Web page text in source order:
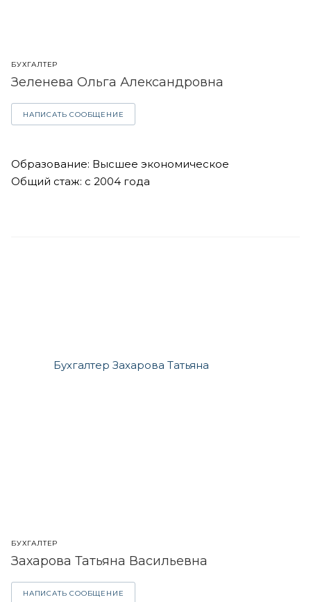
БУХГАЛТЕР
Зеленева Ольга Александровна
НАПИСАТЬ СООБЩЕНИЕ
Образование: Высшее экономическое
Общий стаж: с 2004 года
БУХГАЛТЕР
Захарова Татьяна Васильевна
НАПИСАТЬ СООБЩЕНИЕ